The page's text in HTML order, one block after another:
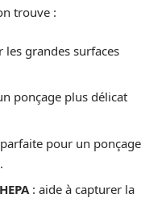
trouve :
les grandes surfaces
ponçage plus délicat
pour un ponçage
: aide à capturer la